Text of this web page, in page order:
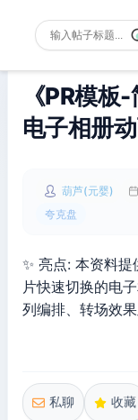
《PR模
电子相册动
葫芦(元婴)
夸克盘
✨ 亮点: 本资料
片快速切换的电
列编排、转场效
私聊 收藏